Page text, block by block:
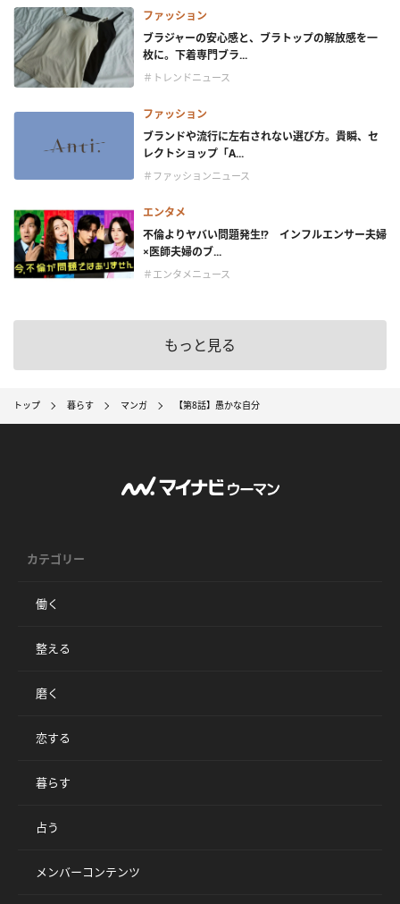
ファッション
ブラジャーの安心感と、ブラトップの解放感を一
枚に。下着専門ブラ...
＃トレンドニュース
ファッション
ブランドや流行に左右されない選び方。貴瞬、セ
レクトショップ「A...
＃ファッションニュース
エンタメ
不倫よりヤバい問題発生!? インフルエンサー夫婦
×医師夫婦のブ...
＃エンタメニュース
もっと見る
トップ 暮らす マンガ 【第8話】愚かな自分
カテゴリー
働く
整える
磨く
恋する
暮らす
占う
メンバーコンテンツ